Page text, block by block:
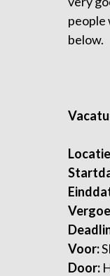
people
below.
Voor:
Door: